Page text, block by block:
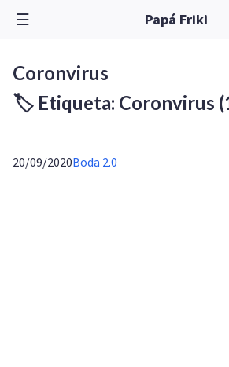
☰ Papá Friki
Coronvirus
🏷️ Etiqueta: Coronvirus
20/09/2020Boda 2.0